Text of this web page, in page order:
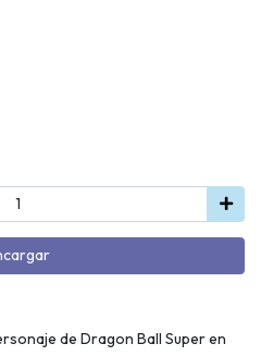
de Dragon Ball Super en